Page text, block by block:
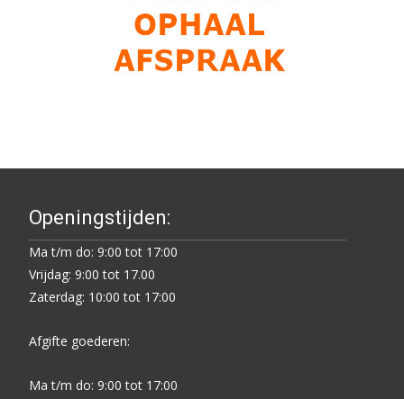
Openingstijden:
Ma t/m do: 9:00 tot 17:00
Vrijdag: 9:00 tot 17.00
Zaterdag: 10:00 tot 17:00
Afgifte goederen:
Ma t/m do: 9:00 tot 17:00